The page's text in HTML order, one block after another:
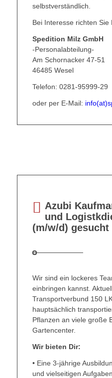
selbstverständlich.
Bei Interesse richten Sie
Spedition Milz GmbH
-Personalabteilung-
Am Schornacker 47-51
46485 Wesel
Telefon: 0281-95999-29
oder per E-Mail:
Azubi
und
(m/w/d) gesucht
Wir sind ein lockeres
einbringen kannst.
Transportverbund 150
hauptsächlich
Pflanzen an viele große
Gartencenter.
Wir bieten Dir:
• Eine 3-jährige
und vielseitigen Aufgaben.